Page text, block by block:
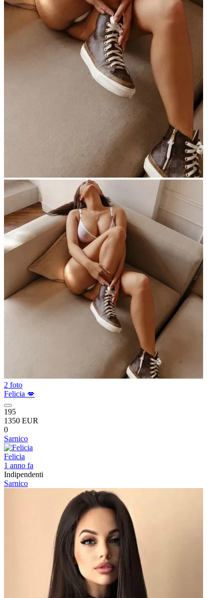
2 foto
Felicia 💋
195
1350 EUR
0
Sarnico
Felicia
1 anno fa
Indipendenti
Sarnico